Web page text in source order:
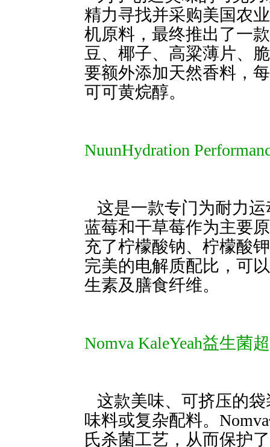
精力寻找并采购美国农
机原料，最终推出了一
豆、椰子、高粱薄片、
要额外添加天然香料，每
可可黄烷醇。
NuunHydration
这是一款专门为耐力运动
蓝莓和干草莓作为主要
充了柠檬酸钠、柠檬酸
完美的电解质配比，可以
生素及膳食纤维。
Nomva KaleYeah益生菌
这款美味、可挤压的袋装
味料或复杂配料。Nomva
氏杀菌工艺，从而保护